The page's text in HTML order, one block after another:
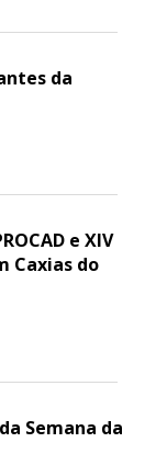
da
e XIV
Caxias do
Semana da